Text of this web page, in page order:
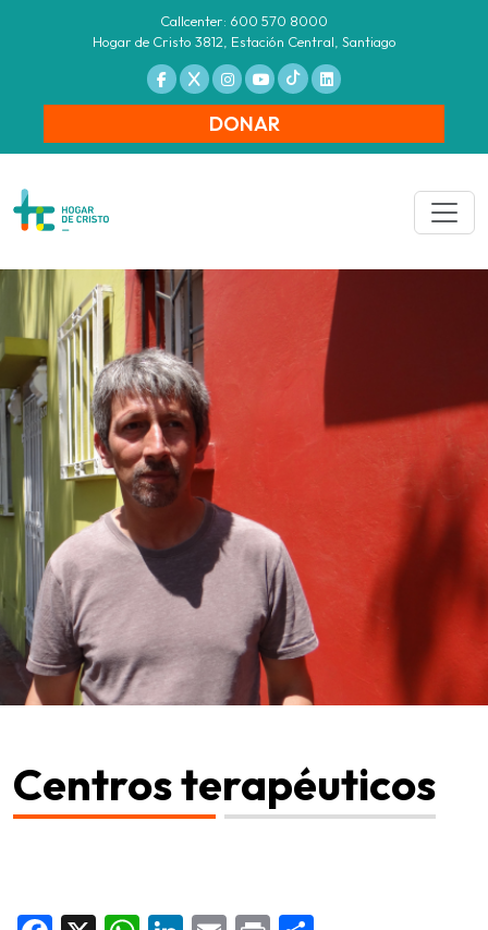
Callcenter: 600 570 8000
Hogar de Cristo 3812, Estación Central, Santiago
DONAR
Centros terapéuticos